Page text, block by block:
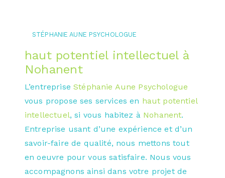
STÉPHANIE AUNE PSYCHOLOGUE
haut potentiel intellectuel à
Nohanent
L’entrepriseStéphanie Aune Psychologue
vous propose ses services en haut potentiel
intellectuel, si vous habitez à Nohanent.
Entreprise usant d’une expérience et d’un
savoir-faire de qualité, nous mettons tout
en oeuvre pour vous satisfaire. Nous vous
accompagnons ainsi dans votre projet de